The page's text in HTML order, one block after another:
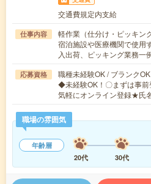
交通費規定内支給
仕事内容
軽作業（仕分け・ピッキン
宿泊施設や医療機関で使用
入出荷、ピッキング業務
応募資格
職種未経験OK / ブランク
◆未経験OK！〇まずは事
気軽にオンライン登録★氏
職場の雰囲気
年齢層
20代
30代